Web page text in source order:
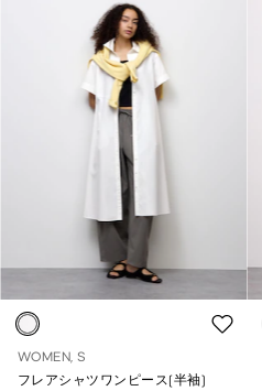
WOMEN, S
フレアシャツワンピース(半袖)